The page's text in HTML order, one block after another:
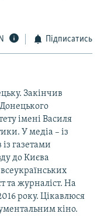
Підписатись
Закінчив
імені Василя
У медіа – із
газетами
до Києва
та журналіст. На
року. Цікавлюся
кіно.